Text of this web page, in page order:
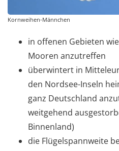
Kornweihen-Männchen
in offenen Gebieten
Mooren anzutreffen
überwintert in
den Nordsee-Inseln
ganz Deutschland
weitgehend
Binnenland)
die Flügelspannweite